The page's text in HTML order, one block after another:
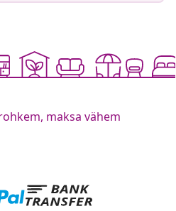
maksa vähem